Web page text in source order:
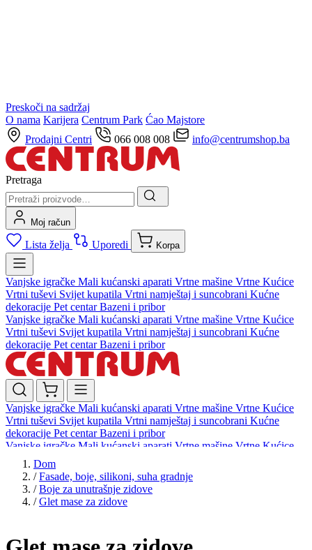
Preskoči na sadržaj
O nama Karijera Centrum Park Ćao Majstore
Prodajni Centri
066 008 008 info@centrumshop.ba
Pretraga
Moj račun
Lista želja Uporedi Korpa
Vanjske igračke Mali kućanski aparati Vrtne mašine Vrtne Kućice
Vrtni tuševi Svijet kupatila Vrtni namještaj i suncobrani Kućne
dekoracije Pet centarBazeni i pribor
Vanjske igračke Mali kućanski aparati Vrtne mašine Vrtne Kućice
Vrtni tuševi Svijet kupatila Vrtni namještaj i suncobrani Kućne
dekoracije Pet centarBazeni i pribor
Vanjske igračke Mali kućanski aparati Vrtne mašine Vrtne Kućice
Vrtni tuševi Svijet kupatila Vrtni namještaj i suncobrani Kućne
dekoracije Pet centarBazeni i pribor
Vanjske igračke Mali kućanski aparati Vrtne mašine Vrtne Kućice
Vrtni tuševi
dekoracijePet centar Bazeni i pribor
Dom
/ Fasade, boje, silikoni, suha gradnje
/ Boje za unutrašnje zidove
/ Glet mase za zidove